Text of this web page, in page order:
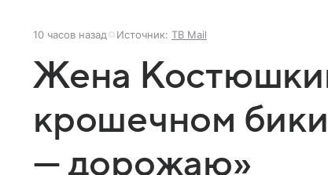
10 часов назад Источник: ТВ Mail
Жена
крошечном
— дорожаю»